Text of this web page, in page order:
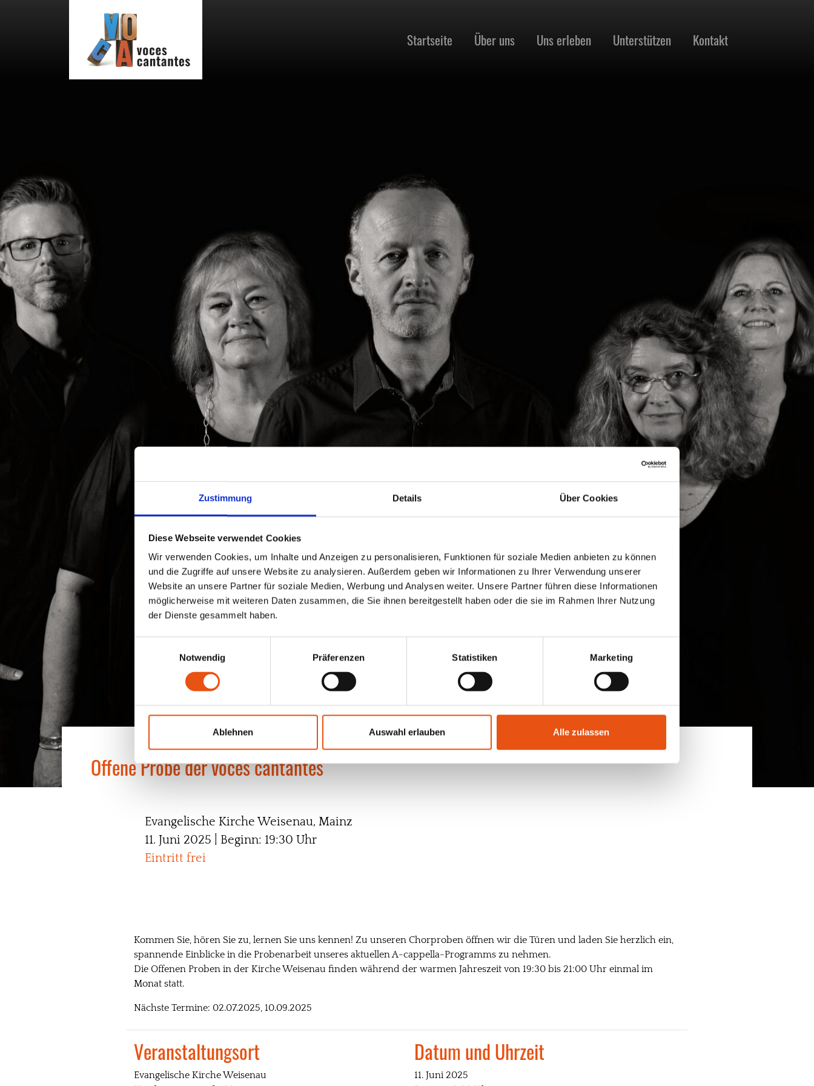
Zustimmung Details Über Cookies
Diese Webseite verwendet Cookies
Wir verwenden Cookies, um Inhalte und Anzeigen zu personalisieren, Funktionen für soziale Medien anbieten zu können
und die Zugriffe auf unsere Website zu analysieren. Außerdem geben wir Informationen zu Ihrer Verwendung unserer
Website an unsere Partner für soziale Medien, Werbung und Analysen weiter. Unsere Partner führen diese Informationen
möglicherweise mit weiteren Daten zusammen, die Sie ihnen bereitgestellt haben oder die sie im Rahmen Ihrer Nutzung
der Dienste gesammelt haben.
Notwendig
Präferenzen Statistiken Marketing
Ablehnen Auswahl erlauben Alle zulassen
Startseite Über uns Uns erleben Unterstützen Kontakt
Offene Probe der voces cantantes
Evangelische Kirche Weisenau, Mainz
11. Juni 2025 | Beginn: 19:30 Uhr
Eintritt frei
Kommen Sie, hören Sie zu, lernen Sie uns kennen! Zu unseren Chorproben öffnen wir die Türen und laden Sie herzlich ein,
spannende Einblicke in die Probenarbeit unseres aktuellen A-cappella-Programms zu nehmen.
Die Offenen Proben in der Kirche Weisenau finden während der warmen Jahreszeit von 19:30 bis 21:00 Uhr einmal im
Monat statt.
Nächste Termine: 02.07.2025, 10.09.2025
Veranstaltungsort
Evangelische Kirche Weisenau
Datum und Uhrzeit
11. Juni 2025